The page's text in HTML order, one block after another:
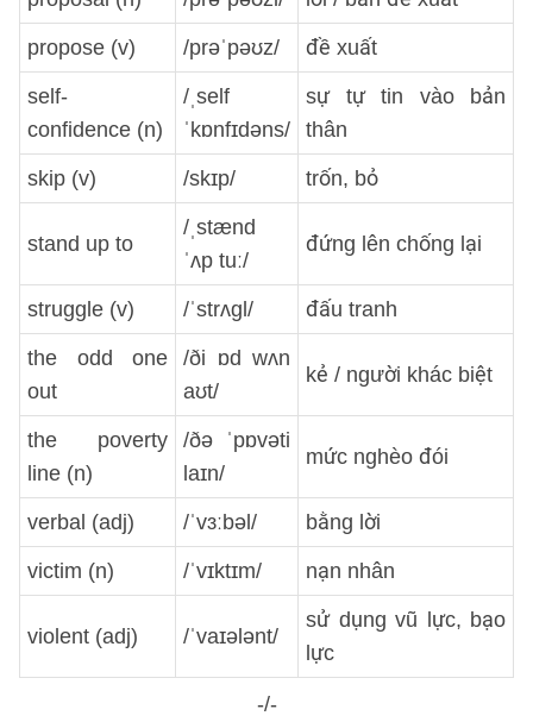
propose (v) /prəˈpəʊz/ đề xuất
self-
confidence (n)
/ˌself
ˈkɒnfɪdəns/
sự tự tin vào bản
thân
skip (v) /skɪp/ trốn, bỏ
stand up to
/ˌstænd
ˈʌp tuː/
đứng lên chống lại
struggle (v) /ˈstrʌgl/ đấu tranh
the odd one
out
/ði ɒd wʌn
aʊt/
kẻ / người khác biệt
the poverty
line (n)
/ðə ˈpɒvəti
laɪn/
mức nghèo đói
verbal (adj) /ˈvɜːbəl/ bằng lời
victim (n) /ˈvɪktɪm/ nạn nhân
violent (adj) /ˈvaɪələnt/
sử dụng vũ lực, bạo
lực
-/-